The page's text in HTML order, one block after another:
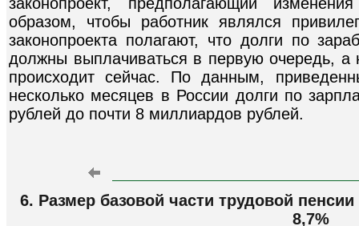
образом, чтобы работник являлся
законопроекта полагают, что долги по
должны выплачиваться в первую очередь, а
происходит сейчас. По данным,
несколько месяцев в России долги по
рублей до почти 8 миллиардов рублей.
6. Размер базовой части трудовой
8,7%